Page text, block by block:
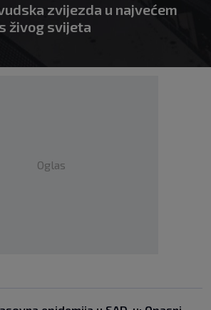
zvijezda u najvećem
živog svijeta
Oglas